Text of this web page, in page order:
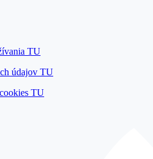
TU
údajov TU
TU